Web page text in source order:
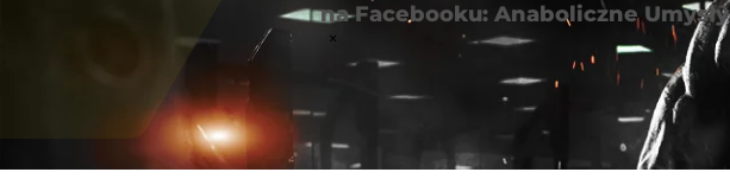
na Facebooku: Anaboliczne Umysły
×